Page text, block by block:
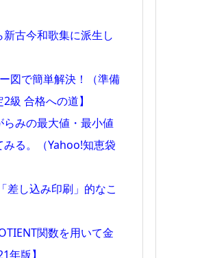
古今和歌集に派生し
図で簡単解決！（準備
級 合格への道】
みの最大値・最小値
る。（Yahoo!知恵袋
し込み印刷」的なこ
関数を用いて金
年版】